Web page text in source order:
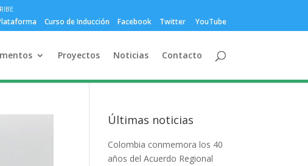
Curso de Inducción Facebook Twitter YouTube
Proyectos Noticias Contacto
Últimas noticias
Colombia conmemora los 40
años del Acuerdo Regional